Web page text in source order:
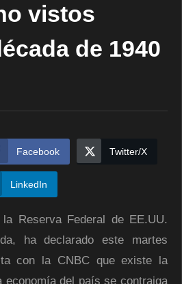
vistos
de 1940
Facebook Twitter/X
LinkedIn
Reserva Federal de EE.UU.
ha declarado este martes
con la CNBC que existe la
economía del país se contraiga